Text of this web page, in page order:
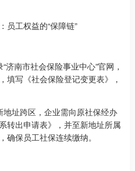
员工权益的“保障链”
济南市社会保险事业中心”官网，
填写《社会保险登记变更表》，
址跨区，企业需向原社保经办
转出申请表》，并至新地址所属
确保员工社保连续缴纳。